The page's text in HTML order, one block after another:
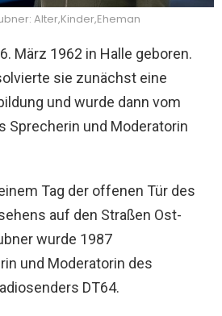
Alter,Kinder,Eheman
März 1962 in Halle geboren.
sie zunächst eine
und wurde dann vom
Sprecherin und Moderatorin
Tag der offenen Tür des
auf den Straßen Ost-
wurde 1987
und Moderatorin des
DT64.